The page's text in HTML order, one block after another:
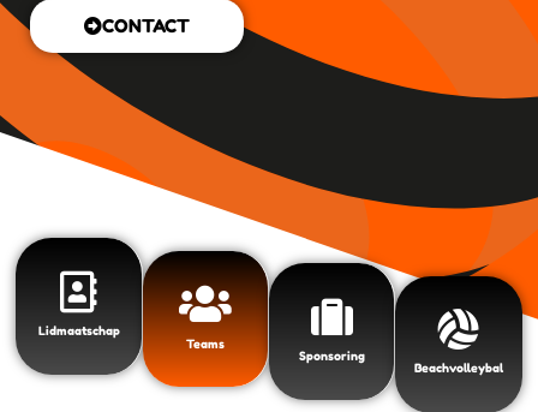
CONTACT
Lidmaatschap
Teams
Sponsoring
Beachvolleybal